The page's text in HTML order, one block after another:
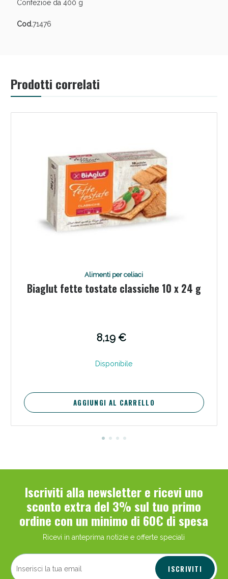
Confezioe da 400 g
Cod.71476
Prodotti correlati
Alimenti per celiaci
Biaglut fette tostate classiche 10 x 24 g
8,19 €
Disponibile
AGGIUNGI AL CARRELLO
Iscriviti alla newsletter e ricevi uno
sconto extra del 3% sul tuo primo
ordine con un minimo di 60€ di spesa
Ricevi in anteprima notizie e offerte speciali
ISCRIVITI